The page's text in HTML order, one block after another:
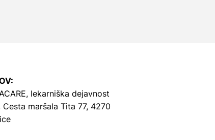
lekarniška dejavnost
Cesta maršala Tita 77, 4270